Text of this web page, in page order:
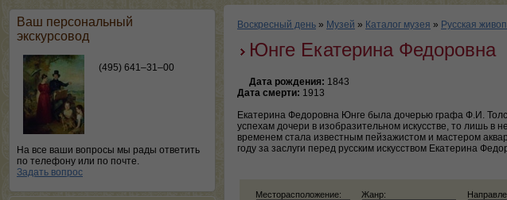
Ваш персональный
экскурсовод
(495) 641–31–00
На все ваши вопросы мы рады ответить
по телефону или по почте.
Задать вопрос
Воскресный день » Музей » Каталог музея » Русская
Юнге Екатерина Федоровна
Дата рождения: 1843
Дата смерти: 1913
Екатерина Федоровна Юнге была дочерью графа Ф.И.
успехам дочери в изобразительном искусстве, то лишь
временем стала известным пейзажистом и мастером
году за заслуги перед русским искусством Екатерина
Месторасположение: Жанр: